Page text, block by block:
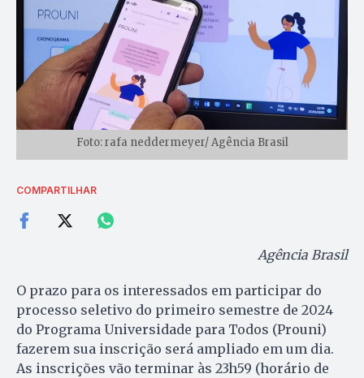
Foto: rafa neddermeyer/ Agência Brasil
COMPARTILHAR
Agência Brasil
O prazo para os interessados em participar do
processo seletivo do primeiro semestre de 2024
do Programa Universidade para Todos (Prouni)
fazerem sua inscrição será ampliado em um dia.
As inscrições vão terminar às 23h59 (horário de